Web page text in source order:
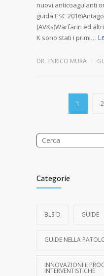
nuovi anticoagulanti
guida ESC
(AVKs)Warfarin ed
K sono stati i primi…
DR. ENRICO MURA
1 2
Categorie
BLS-D GUIDE
GUIDE NELLA
INNOVAZIONI E
INTERVENTISTICHE